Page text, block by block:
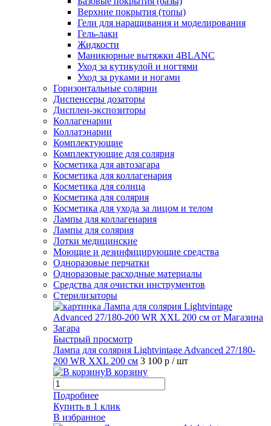
Верхние покрытия (топы)
Гели для наращивания и моделирования
Гель-лаки
Жидкости
Маникюрные вытяжки 4BLANC
Уход за кутикулой и ногтями
Уход за руками и ногами
Горизонтальные солярии
Диспенсеры дозаторы
Дисплеи-экспозиторы
Коллагенарии
Коллатэнарии
Комплектующие
Комплектующие для солярия
Косметика для автозагара
Косметика для коллагенария
Косметика для солнца
Косметика для солярия
Косметика для ухода за лицом и телом
Лампы для коллагенария
Лампы для солярия
Лотки медицинские
Моющие и дезинфицирующие средства
Одноразовые перчатки
Одноразовые расходные материалы
Средства для очистки инструментов
Стерилизаторы
Быстрый просмотр
Лампа для солярия Lightvintage Advanced 27/180-
200 WR XXL 200 см 3 100 р / шт
В корзину
Подробнее
Купить в 1 клик
В избранное